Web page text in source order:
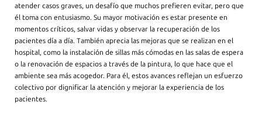
atender casos graves, un desafío que muchos prefieren evitar, pero que
él toma con entusiasmo. Su mayor motivación es estar presente en
momentos críticos, salvar vidas y observar la recuperación de los
pacientes día a día. También aprecia las mejoras que se realizan en el
hospital, como la instalación de sillas más cómodas en las salas de espera
o la renovación de espacios a través de la pintura, lo que hace que el
ambiente sea más acogedor. Para él, estos avances reflejan un esfuerzo
colectivo por dignificar la atención y mejorar la experiencia de los
pacientes.